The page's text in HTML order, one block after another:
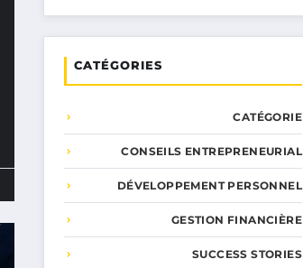
CATÉGORIES
CATÉGORIE
CONSEILS ENTREPRENEURIAL
DÉVELOPPEMENT PERSONNEL
GESTION FINANCIÈRE
SUCCESS STORIES